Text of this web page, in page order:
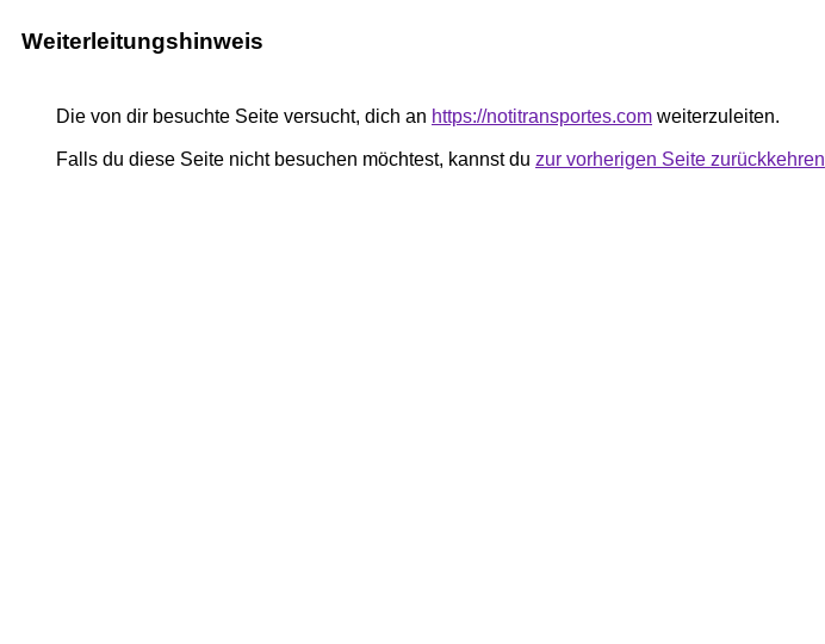
Weiterleitungshinweis
Die von dir besuchte Seite versucht, dich an https://notitransportes.com weiterzuleiten.
Falls du diese Seite nicht besuchen möchtest, kannst du zur vorherigen Seite zurückkehren